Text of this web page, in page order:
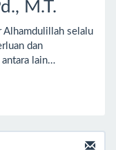
M.T.
Alhamdulillah selalu
dan
antara lain…